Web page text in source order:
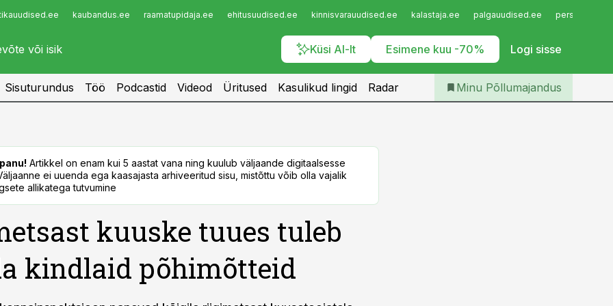
kaubandus.ee raamatupidaja.ee ehitusuudised.ee kinnisvarauudised.ee kalastaja.ee palgauudised.ee
Küsi AI-lt Esimene kuu -70% Logi sisse
Infopank
Iseteenindus
Telli Põllumajandus
Sisuturundus Töö Podcastid Videod Üritused Kasulikud lingid Radar Minu Põllumajandus
Artikkel on enam kui 5 aastat vana ning kuulub väljaande digitaalsesse
ei uuenda ega kaasajasta arhiveeritud sisu, mistõttu võib olla vajalik
allikatega tutvumine
kuuske tuues tuleb
kindlaid põhimõtteid